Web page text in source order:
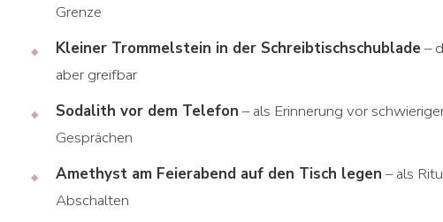
Grenze
Kleiner Trommelstein in der Schreibtischschublade–
aber greifbar
Sodalith vor dem Telefon – als Erinnerung vor
Gesprächen
Amethyst am Feierabend auf den Tisch legen – als
Abschalten